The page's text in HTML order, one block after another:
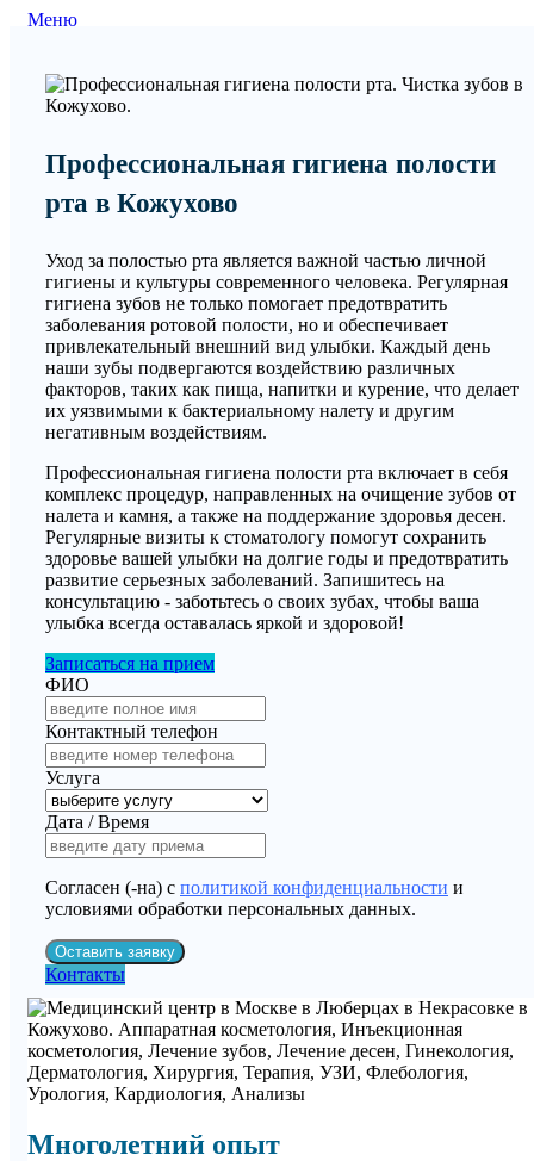
Меню
Профессиональная гигиена полости
рта в Кожухово
Уход за полостью рта является важной частью личной
гигиены и культуры современного человека. Регулярная
гигиена зубов не только помогает предотвратить
заболевания ротовой полости, но и обеспечивает
привлекательный внешний вид улыбки. Каждый день
наши зубы подвергаются воздействию различных
факторов, таких как пища, напитки и курение, что делает
их уязвимыми к бактериальному налету и другим
негативным воздействиям.
Профессиональная гигиена полости рта включает в себя
комплекс процедур, направленных на очищение зубов от
налета и камня, а также на поддержание здоровья десен.
Регулярные визиты к стоматологу помогут сохранить
здоровье вашей улыбки на долгие годы и предотвратить
развитие серьезных заболеваний. Запишитесь на
консультацию - заботьтесь о своих зубах, чтобы ваша
улыбка всегда оставалась яркой и здоровой!
Записаться на прием
ФИО
Контактный телефон
Услуга
Дата / Время
Согласен (-на) с политикой конфиденциальности и
условиями обработки персональных данных.
Оставить заявку
Контакты
Многолетний опыт